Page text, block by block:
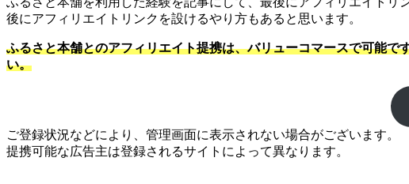
後にアフィリエイトリンクを設けるやり方もあると思います。
ふるさと本舗とのアフィリエイト提携は、バリューコマースで可能
い。
ご登録状況などにより、管理画面に表示されない場合がございます。
提携可能な広告主は登録されるサイトによって異なります。